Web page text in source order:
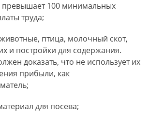
превышает 100 минимальных
труда;
птица, молочный скот,
и постройки для содержания.
доказать, что не использует их
прибыли, как
для посева;